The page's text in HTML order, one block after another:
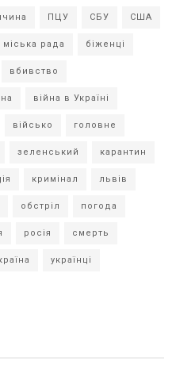
ПЦУ СБУ США
рада біженці
вбивство
війна в Україні
військо головне
зеленський карантин
кримінал львів
обстріл погода
росія смерть
українці